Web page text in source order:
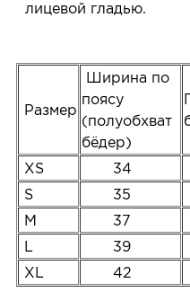
резерв действует 5
лицевой гладью.
Размер
Ширина по
поясу
(полуобхват
бёдер)
XS 34
S
35
M
37
L
39
XL
42